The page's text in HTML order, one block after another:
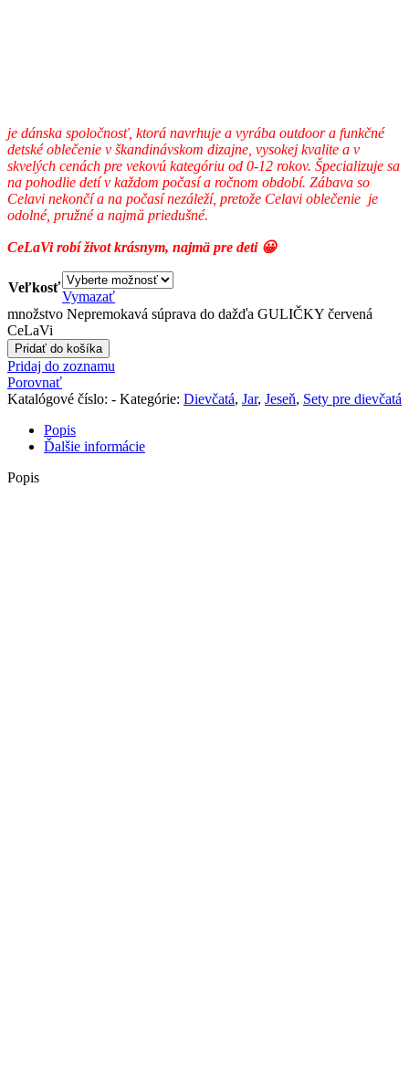
je dánska spoločnosť, ktorá navrhuje a vyrába outdoor a funkčné
detské oblečenie v škandinávskom dizajne, vysokej kvalite a v
skvelých cenách pre vekovú kategóriu od 0-12 rokov. Špecializuje sa
na pohodlie detí v každom počasí a ročnom období. Zábava so
Celavi nekončí a na počasí nezáleží, pretože Celavi oblečenie je
odolné, pružné a najmä priedušné.
CeLaVi robí život krásnym, najmä pre deti 😀
Veľkosť
Vymazať
množstvo Nepremokavá súprava do dažďa GULIČKY červená
CeLaVi
Pridať do košíka
Pridaj do zoznamu
Porovnať
Katalógové číslo: - Kategórie: Dievčatá, Jar, Jeseň, Sety pre dievčatá
Popis
Ďalšie informácie
Popis